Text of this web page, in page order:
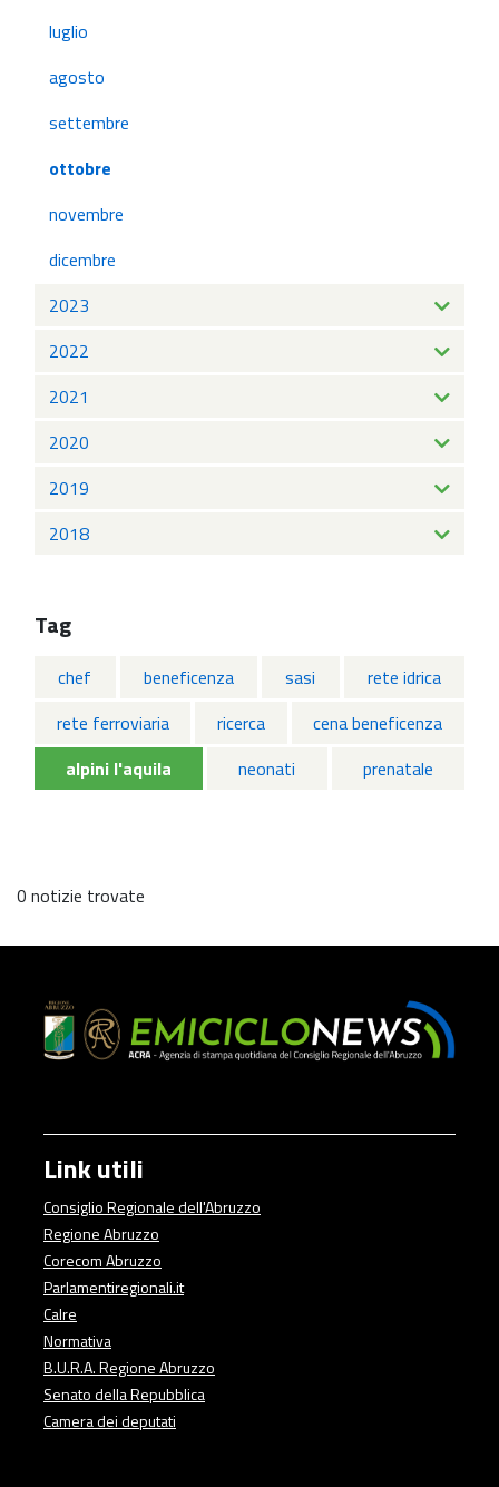
luglio
agosto
settembre
ottobre
novembre
dicembre
2023
2022
2021
2020
2019
2018
Tag
chef beneficenza sasi
rete idrica
rete ferroviaria
ricerca
cena beneficenza
alpini l'aquila
neonati prenatale
0 notizie trovate
Link utili
Consiglio Regionale dell'Abruzzo
Regione Abruzzo
Corecom Abruzzo
Parlamentiregionali.it
Calre
Normativa
B.U.R.A. Regione Abruzzo
Senato della Repubblica
Camera dei deputati